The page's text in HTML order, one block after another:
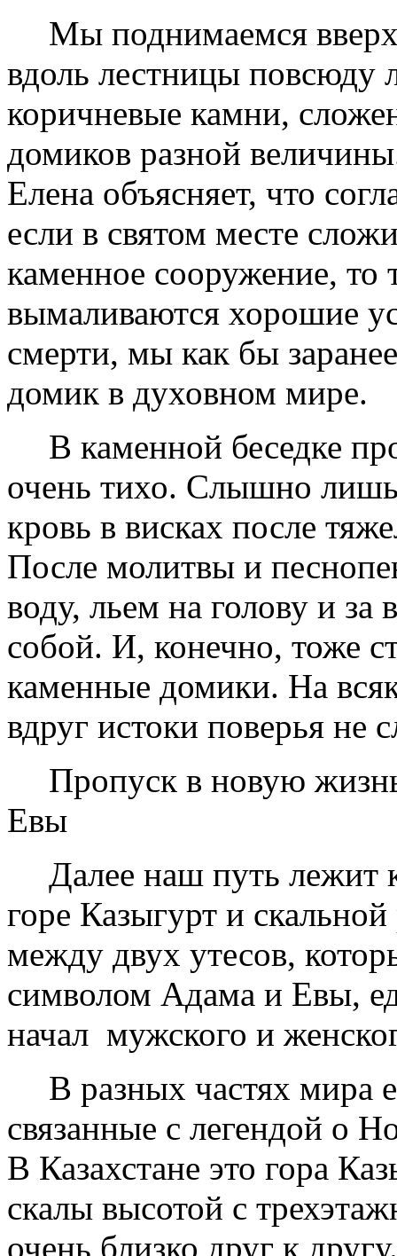
Мы поднимаемся
вдоль лестницы повсюду
коричневые камни,
домиков разной
Елена объясняет, что
если в святом месте
каменное сооружение, то
вымаливаются хорошие
смерти, мы как бы
домик в духовном мире.
В каменной беседке
очень тихо. Слышно
кровь в висках после
После молитвы и
воду, льем на голову и за
собой. И, конечно, тоже
каменные домики. На
вдруг истоки поверья не
Пропуск в новую
Евы
Далее наш путь лежит
горе Казыгурт и
между двух утесов,
символом Адама и Евы,
начал ­ мужского и
В разных частях мира
связанные с легендой о
В Казахстане это гора
скалы высотой с
очень близко друг к